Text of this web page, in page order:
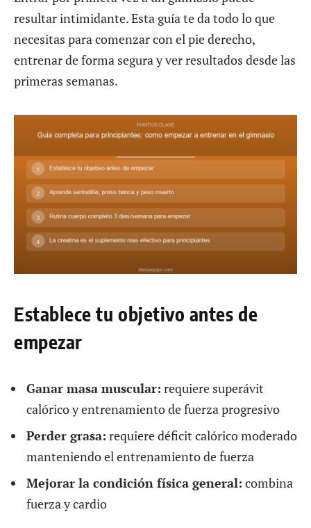
resultar intimidante. Esta guía te da todo lo que
necesitas para comenzar con el pie derecho,
entrenar de forma segura y ver resultados desde las
primeras semanas.
Establece tu objetivo antes de
empezar
Ganar masa muscular: requiere superávit
calórico y entrenamiento de fuerza progresivo
Perder grasa: requiere déficit calórico moderado
manteniendo el entrenamiento de fuerza
Mejorar la condición física general: combina
fuerza y cardio